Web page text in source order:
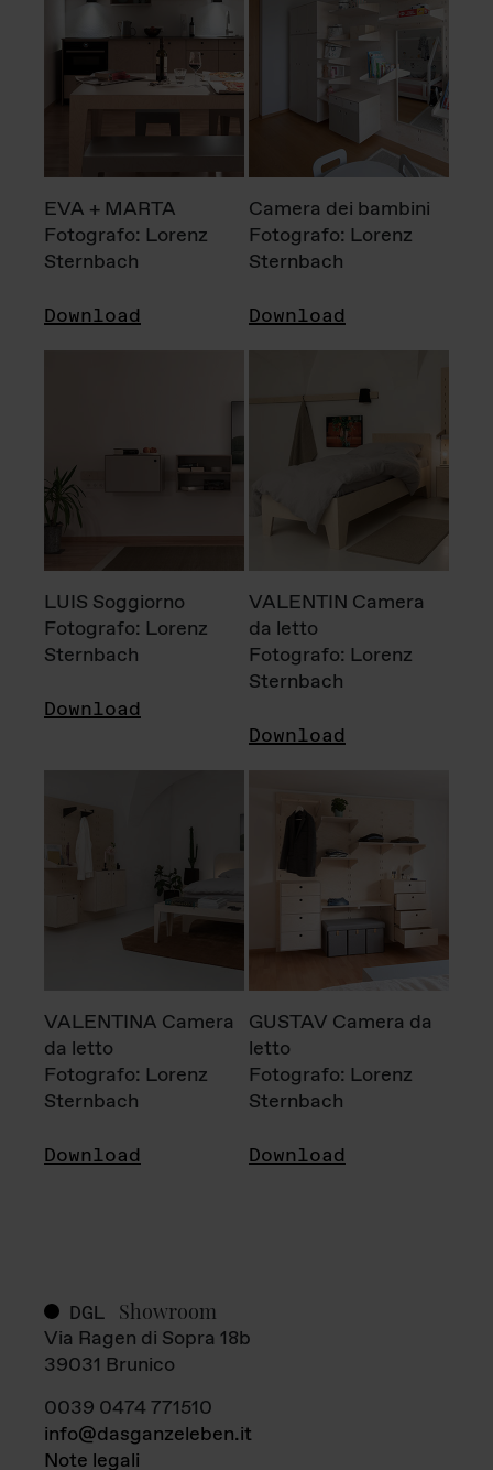
EVA + MARTA
Fotografo: Lorenz
Sternbach
Download
Camera dei bambini
Fotografo: Lorenz
Sternbach
Download
LUIS Soggiorno
Fotografo: Lorenz
Sternbach
Download
VALENTIN Camera
da letto
Fotografo: Lorenz
Sternbach
Download
VALENTINA Camera
da letto
Fotografo: Lorenz
Sternbach
Download
GUSTAV Camera da
letto
Fotografo: Lorenz
Sternbach
Download
DGL Showroom
Via Ragen di Sopra 18b
39031 Brunico
0039 0474 771510
info@dasganzeleben.it
Note legali